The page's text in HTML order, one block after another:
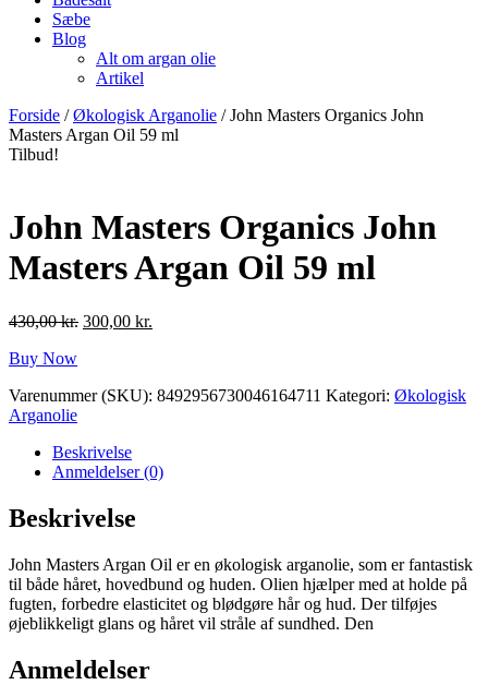
Sæbe
Blog
Alt om argan olie
Artikel
Forside /Økologisk Arganolie / John Masters Organics John
Masters Argan Oil 59 ml
Tilbud!
John Masters Organics John
Masters Argan Oil 59 ml
430,00kr. Den
430,00 kr..
300,00 kr.
300,00 kr..
Buy Now
Varenummer (SKU): 8492956730046164711 Kategori: Økologisk
Arganolie
Beskrivelse
Anmeldelser (0)
Beskrivelse
John Masters Argan Oil er en økologisk arganolie, som er fantastisk
til både håret, hovedbund og huden. Olien hjælper med at holde på
fugten, forbedre elasticitet og blødgøre hår og hud. Der tilføjes
øjeblikkeligt glans og håret vil stråle af sundhed. Den
Anmeldelser